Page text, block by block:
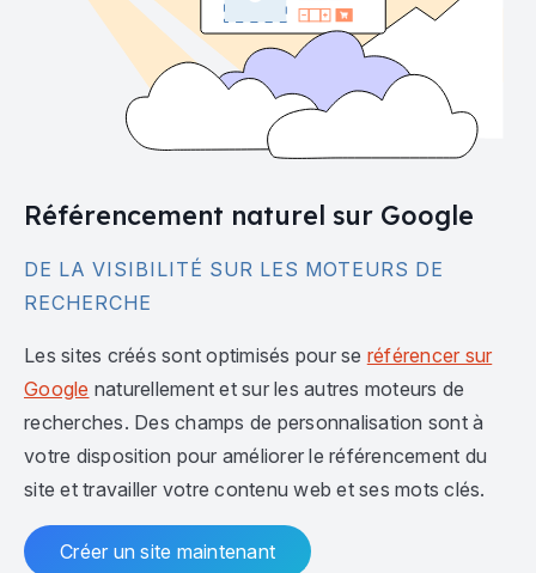
Référencement naturel sur Google
DE LA VISIBILITÉ SUR LES MOTEURS DE
RECHERCHE
Les sites créés sont optimisés pour se référencer sur
Google naturellement et sur les autres moteurs de
recherches. Des champs de personnalisation sont à
votre disposition pour améliorer le référencement du
site et travailler votre contenu web et ses mots clés.
Créer un site maintenant